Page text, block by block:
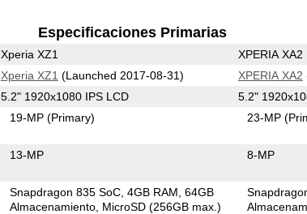
Especificaciones Primarias
Xperia XZ1 XPERIA XA2
Xperia XZ1 (Launched 2017-08-31) XPERIA XA2
5.2" 1920x1080 IPS LCD 5.2"
19-MP(Primary) 23-MP
13-MP 8-MP
Snapdragon 835 SoC 4GB RAM 64GB
Almacenamiento MicroSD (256GB max.)